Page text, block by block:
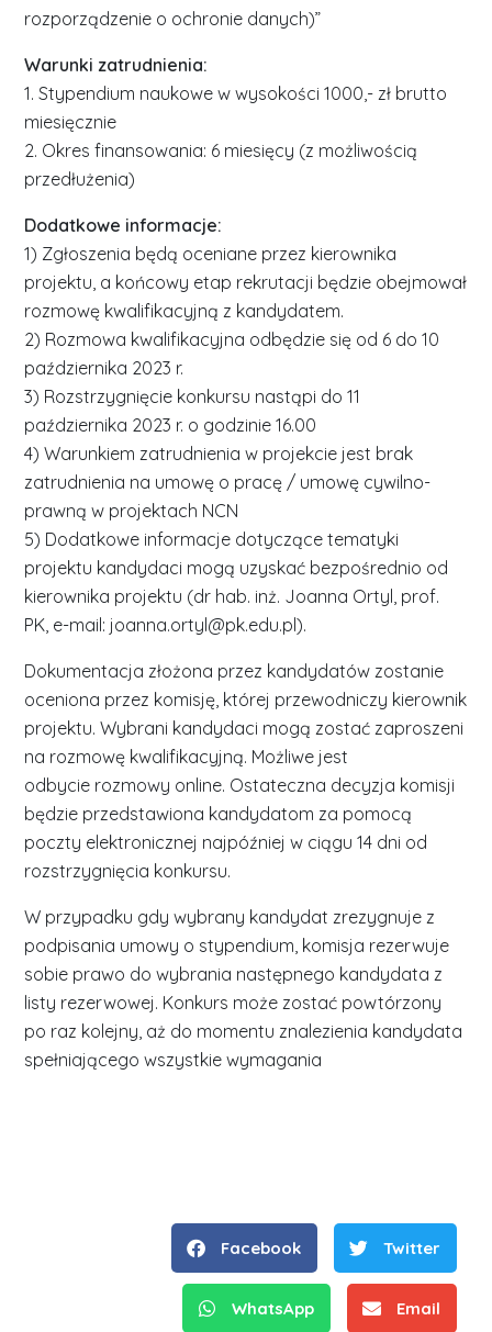
rozporządzenie o ochronie danych)”
Warunki zatrudnienia:
1. Stypendium naukowe w wysokości 1000,- zł brutto
miesięcznie
2. Okres finansowania: 6 miesięcy (z możliwością
przedłużenia)
Dodatkowe informacje:
1) Zgłoszenia będą oceniane przez kierownika
projektu, a końcowy etap rekrutacji będzie obejmował
rozmowę kwalifikacyjną z kandydatem.
2) Rozmowa kwalifikacyjna odbędzie się od 6 do 10
października 2023 r.
3) Rozstrzygnięcie konkursu nastąpi do 11
października 2023 r. o godzinie 16.00
4) Warunkiem zatrudnienia w projekcie jest brak
zatrudnienia na umowę o pracę / umowę cywilno-
prawną w projektach NCN
5) Dodatkowe informacje dotyczące tematyki
projektu kandydaci mogą uzyskać bezpośrednio od
kierownika projektu (dr hab. inż. Joanna Ortyl, prof.
PK, e-mail: joanna.ortyl@pk.edu.pl).
Dokumentacja złożona przez kandydatów zostanie
oceniona przez komisję, której przewodniczy kierownik
projektu. Wybrani kandydaci mogą zostać zaproszeni
na rozmowę kwalifikacyjną. Możliwe jest
odbycie rozmowy online. Ostateczna decyzja komisji
będzie przedstawiona kandydatom za pomocą
poczty elektronicznej najpóźniej w ciągu 14 dni od
rozstrzygnięcia konkursu.
W przypadku gdy wybrany kandydat zrezygnuje z
podpisania umowy o stypendium, komisja rezerwuje
sobie prawo do wybrania następnego kandydata z
listy rezerwowej. Konkurs może zostać powtórzony
po raz kolejny, aż do momentu znalezienia kandydata
spełniającego wszystkie wymagania
Facebook Twitter
WhatsApp Email